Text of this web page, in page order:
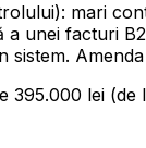
mari
unei facturi
lei (de